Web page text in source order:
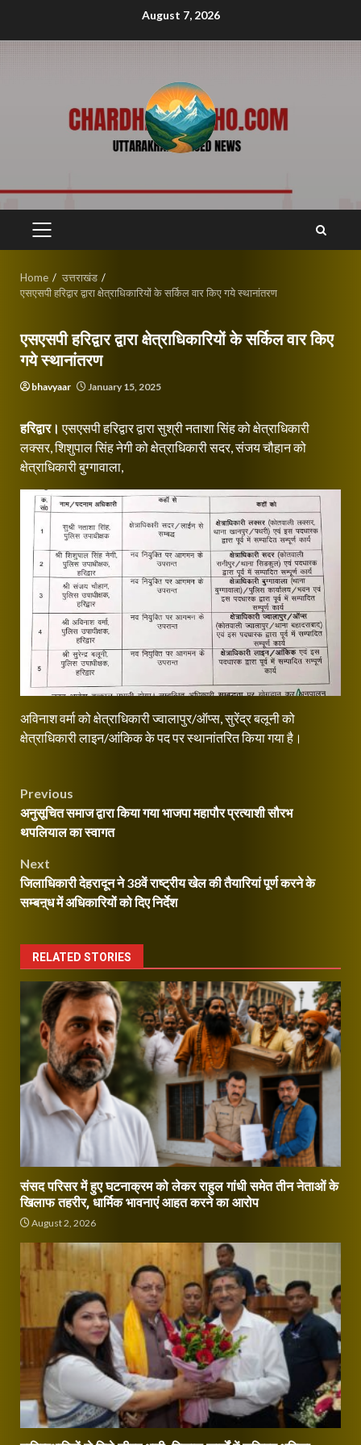
August 7, 2026
PRIMARY
Home
उत्तराखंड
एसएसपी हरिद्वार द्वारा क्षेत्राधिकारियों के सर्किल वार किए गये स्थानांतरण
एसएसपी हरिद्वार द्वारा क्षेत्राधिकारियों के सर्किल वार किए
गये स्थानांतरण
bhavyaar January 15, 2025
हरिद्वार। एसएसपी हरिद्वार द्वारा सुश्री नताशा सिंह को क्षेत्राधिकारी
लक्सर, शिशुपाल सिंह नेगी को क्षेत्राधिकारी सदर, संजय चौहान को
क्षेत्राधिकारी बुग्गावाला,
अविनाश वर्मा को क्षेत्राधिकारी ज्वालापुर/ऑप्स, सुरेंद्र बलूनी को
क्षेत्राधिकारी लाइन/आंकिक के पद पर स्थानांतरित किया गया है।
Post
navigation
Previous
अनुसूचित समाज द्वारा किया गया भाजपा महापौर प्रत्याशी सौरभ
थपलियाल का स्वागत
Next
जिलाधिकारी देहरादून ने 38वें राष्ट्रीय खेल की तैयारियां पूर्ण करने के
सम्बऩ्ध में अधिकारियों को दिए निर्देश
RELATED STORIES
संसद परिसर में हुए घटनाक्रम को लेकर राहुल गांधी समेत तीन नेताओं के
खिलाफ तहरीर, धार्मिक भावनाएं आहत करने का आरोप
August 2, 2026